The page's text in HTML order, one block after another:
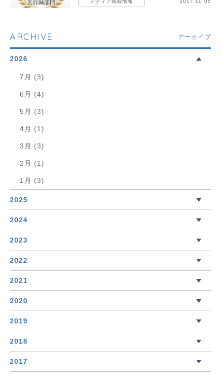
メディア掲載情報 2017.10.05
ARCHIVE アーカイブ
2026
7月 (3)
6月 (4)
5月 (3)
4月 (1)
3月 (3)
2月 (1)
1月 (3)
2025
2024
2023
2022
2021
2020
2019
2018
2017